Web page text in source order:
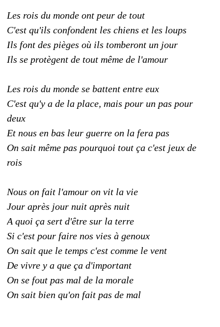
Les rois du monde ont peur de tout
C'est qu'ils confondent les chiens et les loups
Ils font des pièges où ils tomberont un jour
Ils se protègent de tout même de l'amour
Les rois du monde se battent entre eux
C'est qu'y a de la place, mais pour un pas pour
deux
Et nous en bas leur guerre on la fera pas
On sait même pas pourquoi tout ça c'est jeux de
rois
Nous on fait l'amour on vit la vie
Jour après jour nuit après nuit
A quoi ça sert d'être sur la terre
Si c'est pour faire nos vies à genoux
On sait que le temps c'est comme le vent
De vivre y a que ça d'important
On se fout pas mal de la morale
On sait bien qu'on fait pas de mal